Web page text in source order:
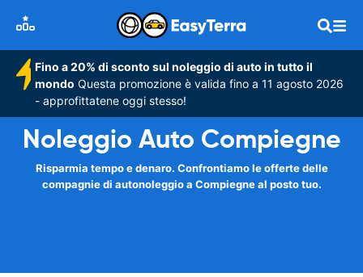
Fino a 20% di sconto sul noleggio di auto in tutto il
mondo Questa promozione è valida fino a 11 agosto 2026
- approfittatene oggi stesso!
Noleggio Auto Compiegne
Risparmia tempo e denaro. Confrontiamo le offerte delle
compagnie di autonoleggio a Compiegne al posto tuo.